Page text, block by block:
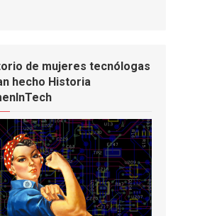
de mujeres tecnólogas
hecho Historia